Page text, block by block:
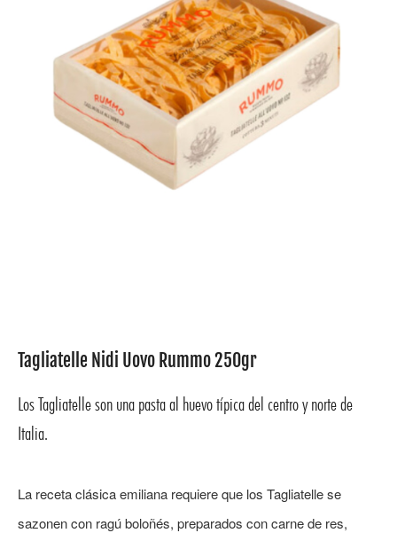
Tagliatelle Nidi Uovo Rummo 250gr
Los Tagliatelle son una pasta al huevo típica del centro y norte de
Italia.
La receta clásica emiliana requiere que los Tagliatelle se
sazonen con ragú boloñés, preparados con carne de res,